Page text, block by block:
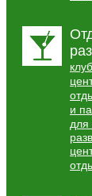
и
для